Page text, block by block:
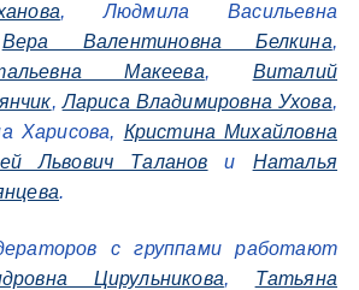
, Людмила Васильевна
Вера Валентиновна Белкина,
Макеева, Виталий
,Лариса Владимировна Ухова,
Харисова, Кристина Михайловна
Львович Таланов и Наталья
.
с группами работают
Цирульникова, Татьяна